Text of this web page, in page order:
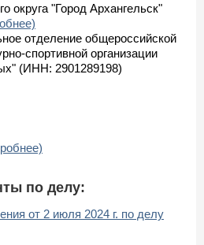
округа "Город Архангельск"
отделение общероссийской
спортивной организации
(ИНН: 2901289198)
по делу:
от 2 июля 2024 г. по делу